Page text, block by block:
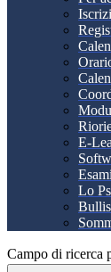
E-
Lo
Campo di ricerca